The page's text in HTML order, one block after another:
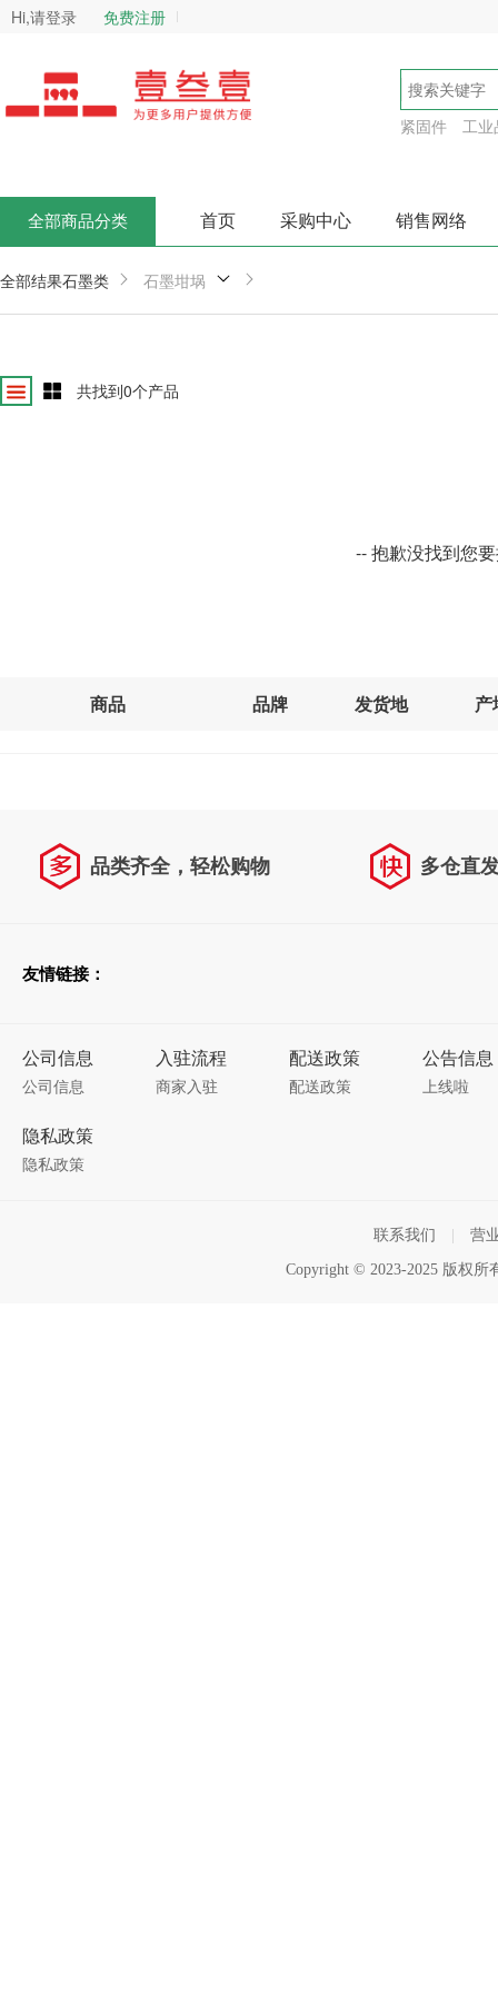
Hi,请登录 免费注册
紧固件 工业
全部商品分类 首页 采购中心 销售网络
全部结果石墨类 石墨坩埚
共找到0个产品
-- 抱歉没找到您
商品 品牌 发货地 产
品类齐全，轻松购物 多仓直
友情链接：
公司信息
公司信息
入驻流程
商家入驻
配送政策
配送政策
公告信息
上线啦
隐私政策
隐私政策
联系我们 营
Copyright © 2023-2025 版权所